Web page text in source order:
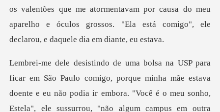
os valentões que me atormentavam por causa do meu
aparelho e óc
omigo, porque minha mãe estava
doente e eu não podia ir embora. "Você é